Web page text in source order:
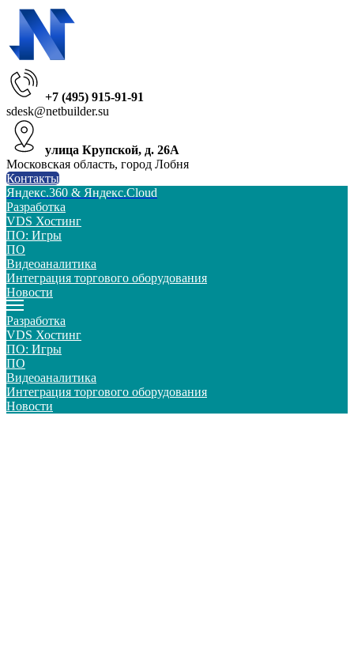
+7 (495) 915-91-91
sdesk@netbuilder.su
улица Крупской, д. 26А
Московская область, город Лобня
Контакты
Яндекс.360 & Яндекс.Cloud
Разработка
VDS Хостинг
ПО: Игры
ПО
Видеоаналитика
Интеграция торгового оборудования
Новости
Разработка
VDS Хостинг
ПО: Игры
ПО
Видеоаналитика
Интеграция торгового оборудования
Новости